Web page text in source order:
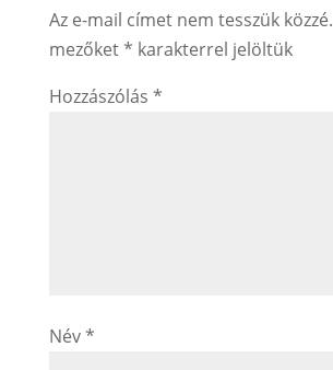
Az e-mail címet nem tesszük közzé.
mezőket* karakterrel jelöltük
Hozzászólás *
Név*